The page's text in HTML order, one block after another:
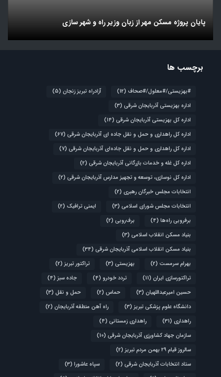
پایان پروژه مسکن مهر از زبان وزیر راه و شهر سازی
برچسب ها
#بهزیستی/#معلول/#صحاف (12) آزادراه تبریز زنجان (5)
اداره بهزیستی آذربایجان شرقی (3)
اداره کل بهزیستی آذربایجان شرقی (14)
اداره کل راهداری و حمل و نقل جاده ای آذربایجان شرقی (67)
اداره کل راهداری و حمل و نقل جاده‌ای آذربایجان شرقی (7)
اداره کل غله و خدمات بازرگانی آذربایجان شرقی (2)
اداره کل نوسازی، توسعه و تجهیز مدارس آذربایجان شرقی (2)
انتخابات مجلس خبرگان رهبری (2)
انتخابات مجلس شورای اسلامی (3) ایمنی ترافیک (2)
برفروبی راه‌ها (4) برف‌روبی (2)
بنیاد مسکن انقلاب اسلامی (3)
بنیاد مسکن انقلاب اسلامی آذربایجان شرقی (34)
بهرام سرمست (2) بهزیستی (3) تراکتور تبریز (2)
تراکتورسازی ایران (11) تردد خودرو (4) جاده سبز (4)
حسین امیرعبداللهیان (3) حماس (2) حمل و نقل (3)
دانشگاه علوم پزشکی تبریز (3) راه آهن منطقه آذربایجان (2)
راهداری (31) راهداری زمستانی (4)
سازمان جهاد کشاورزی آذربایجان شرقی (10)
سالروز قیام ۲۹ بهمن مردم تبریز
(2)
ستاد انتخابات آذربایجان شرقی (2) سپاه عاشورا (3)